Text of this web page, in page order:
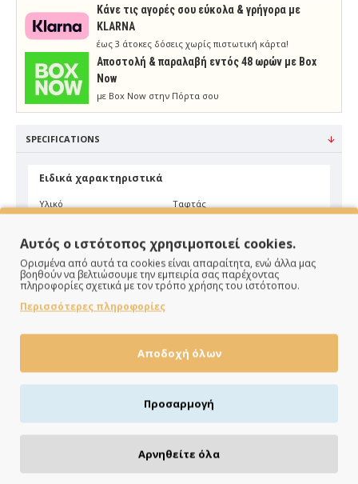
Κάνε τις αγορές σου εύκολα & γρήγορα με
KLARNA
έως 3 άτοκες δόσεις χωρίς πιστωτική κάρτα!
Aποστολή & παραλαβή εντός 48 ωρών με Box
Now
με Box Now στην Πόρτα σου
SPECIFICATIONS
Ειδικά χαρακτηριστικά
Υλικό Ταφτάς
ΠΑΡΑΔΙΔΟΥΜΕ ΓΡΗΓΟΡΑ
ημέρες
Αυτός ο ιστότοπος χρησιμοποιεί cookies.
Ορισμένα από αυτά τα cookies είναι απαραίτητα, ενώ άλλα μας
βοηθούν να βελτιώσουμε την εμπειρία σας παρέχοντας
πληροφορίες σχετικά με τον τρόπο χρήσης του ιστότοπου.
Περισσότερες πληροφορίες
Αποδοχή όλων
Προσαρμογή
Αρνηθείτε όλα